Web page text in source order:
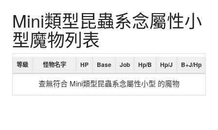
Mini類型昆蟲系念屬性小
型魔物列表
等級 怪物名字 HP Base Job Hp/B Hp/J B+J/Hp
查無符合 Mini類型昆蟲系念屬性小型 的魔物